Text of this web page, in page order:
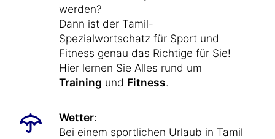
werden?
Dann ist der Tamil-
Spezialwortschatz für Sport und
Fitness genau das Richtige für Sie!
Hier lernen Sie Alles rund um
Training und Fitness.
Wetter:
Bei einem sportlichen Urlaub in Tamil